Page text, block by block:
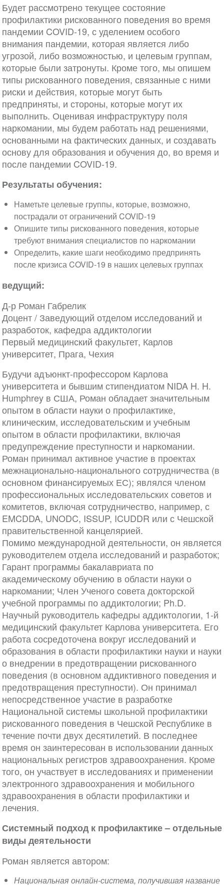
Будет рассмотрено текущее состояние
профилактики рискованного поведения во время
пандемии COVID-19, с уделением особого
внимания пандемии, которая является либо
угрозой, либо возможностью, и целевым группам,
которые были затронуты. Кроме того, мы опишем
типы рискованного поведения, связанные с ними
риски и действия, которые могут быть
предприняты, и стороны, которые могут их
выполнить. Оценивая инфраструктуру поля
наркомании, мы будем работать над решениями,
основанными на фактических данных, и создавать
основу для образования и обучения до, во время и
после пандемии COVID-19.
Результаты обучения:
Наметьте целевые группы, которые, возможно,
пострадали от ограничений COVID-19
Опишите типы рискованного поведения, которые
требуют внимания специалистов по наркомании
Определить, какие шаги необходимо предпринять
после кризиса COVID-19 в наших целевых группах
ведущий:
Д-р Роман Габрелик
Доцент / Заведующий отделом исследований и
разработок, кафедра аддиктологии
Первый медицинский факультет, Карлов
университет, Прага, Чехия
Будучи адъюнкт-профессором Карлова
университета и бывшим стипендиатом NIDA H. H.
Humphrey в США, Роман обладает значительным
опытом в области науки о профилактике,
клиническим, исследовательским и учебным
опытом в области профилактики, включая
предупреждение преступности и наркомании.
Роман принимал активное участие в проектах
межнационально-национального сотрудничества (в
основном финансируемых ЕС); являлся членом
профессиональных исследовательских советов и
комитетов, включая сотрудничество, например, с
EMCDDA, UNODC, ISSUP, ICUDDR или с Чешской
правительственной канцелярией.
Помимо международной деятельности, он является
руководителем отдела исследований и разработок;
Гарант программы бакалавриата по
академическому обучению в области науки о
наркомании; Член Ученого совета докторской
учебной программы по аддиктологии; Ph.D.
Научный руководитель кафедры аддиктологии, 1-й
медицинский факультет Карлова университета. Его
работа сосредоточена вокруг исследований и
образования в области профилактики науки и науки
о внедрении в предотвращении рискованного
поведения (в основном аддиктивного поведения и
предотвращения преступности). Он принимал
непосредственное участие в разработке
Национальной системы школьной профилактики
рискованного поведения в Чешской Республике в
течение почти двух десятилетий. В последнее
время он заинтересован в использовании данных
национальных регистров здравоохранения. Кроме
того, он участвует в исследованиях и применении
электронного здравоохранения и мобильного
здравоохранения в области профилактики и
лечения.
Системный подход к профилактике – отдельные
виды деятельности
Роман является автором:
Национальная онлайн-система, получившая название